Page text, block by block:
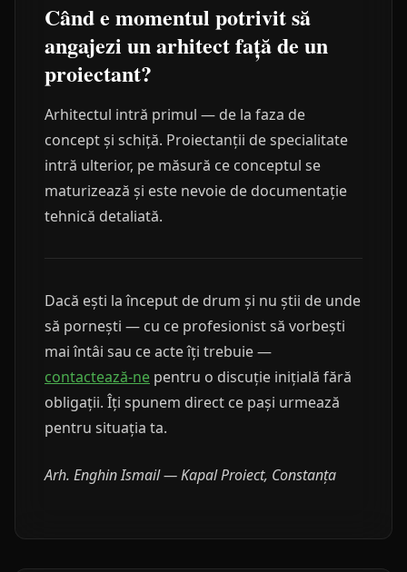
Când e momentul potrivit să
angajezi un arhitect față de un
proiectant?
Arhitectul intră primul — de la faza de
concept și schiță. Proiectanții de specialitate
intră ulterior, pe măsură ce conceptul se
maturizează și este nevoie de documentație
tehnică detaliată.
Dacă ești la început de drum și nu știi de unde
să pornești — cu ce profesionist să vorbești
mai întâi sau ce acte îți trebuie —
contactează-ne pentru o discuție inițială fără
obligații. Îți spunem direct ce pași urmează
pentru situația ta.
Arh. Enghin Ismail — Kapal Proiect, Constanța